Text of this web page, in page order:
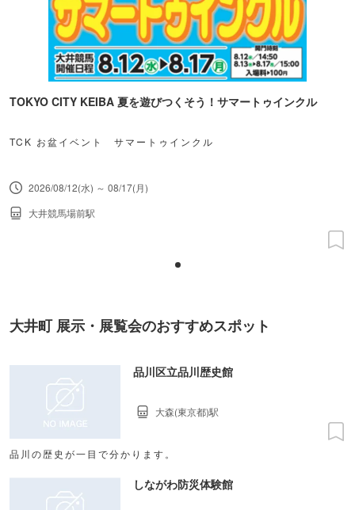
TOKYO CITY KEIBA 夏を遊びつくそう！サマートゥインクル
TCK お盆イベント サマートゥインクル
2026/08/12(水) ～ 08/17(月)
大井競馬場前駅
大井町 展示・展覧会のおすすめスポット
品川区立品川歴史館
品川の歴史が一目で分かります。
大森(東京都)駅
しながわ防災体験館